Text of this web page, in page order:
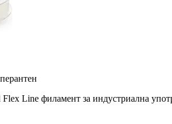
Line филамент за индустриална